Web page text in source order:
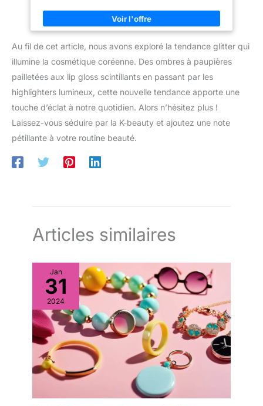
développée pour une application sur tous les types de peaux.
Conseils beauté – Prenez soin de votre peau sans la dessécher
en utilisant ce démaquillant contour yeux afin de nettoyer votre
Démaquillant Yeux Double Action au Bleuet, bouteille de lotion
Au fil de cet article, nous avons exploré la tendance glitter qui
illumine la cosmétique coréenne. Des ombres à paupières
pailletées aux lip gloss scintillants en passant par les
highlighters lumineux, cette nouvelle tendance apporte une
touche d’éclat à notre quotidien. Alors n’hésitez plus !
Laissez-vous séduire par la K-beauty et ajoutez une note
pétillante à votre routine beauté.
Articles similaires
Jan
31
2024